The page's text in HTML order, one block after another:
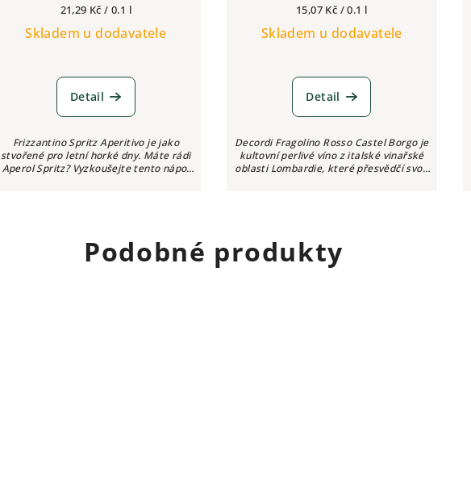
Měrná
cena:
21,29 Kč / 0.1 l
Skladem u dodavatele
Detail
Frizzantino Spritz Aperitivo je jako
stvořené pro letní horké dny. Máte rádi
Aperol Spritz? Vyzkoušejte tento nápoj
Měrná
cena:
15,07 Kč / 0.1 l
Skladem u dodavatele
Detail
Decordi Fragolino Rosso Castel Borgo je
kultovní perlivé víno z italské vinařské
oblasti Lombardie, které přesvědčí svou
Podobné produkty